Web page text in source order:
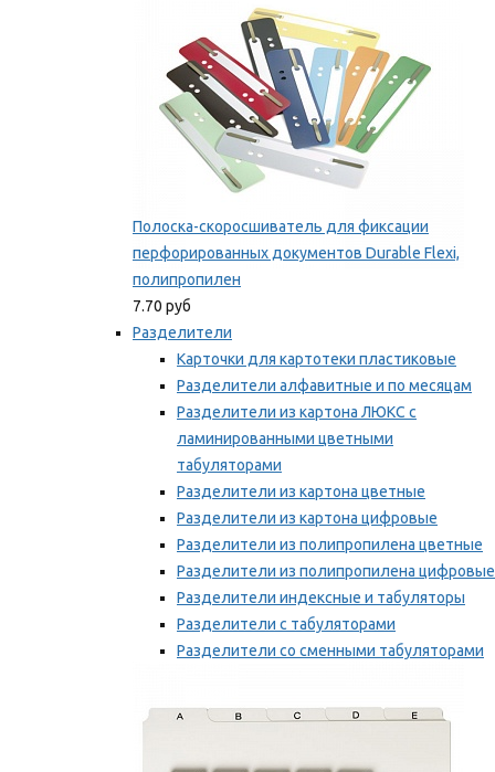
Полоска-скоросшиватель для фиксации
перфорированных документов Durable Flexi,
полипропилен
7.70 руб
Разделители
Карточки для картотеки пластиковые
Разделители алфавитные и по месяцам
Разделители из картона ЛЮКС с
ламинированными цветными
табуляторами
Разделители из картона цветные
Разделители из картона цифровые
Разделители из полипропилена цветные
Разделители из полипропилена цифровые
Разделители индексные и табуляторы
Разделители с табуляторами
Разделители со сменными табуляторами